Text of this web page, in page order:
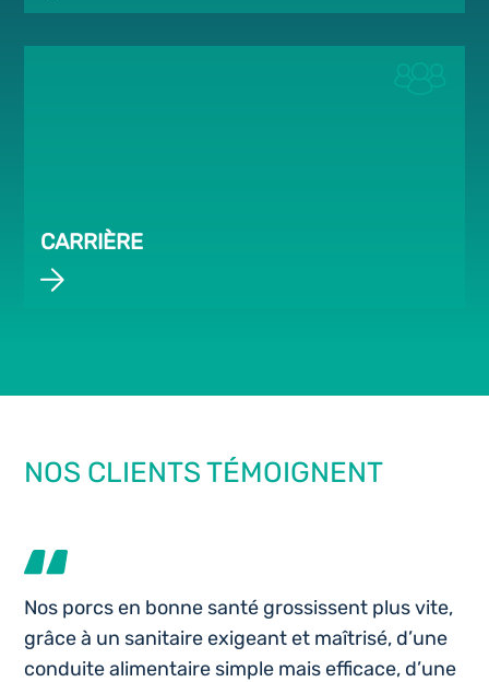
CARRIÈRE
NOS CLIENTS TÉMOIGNENT
Nos porcs en bonne santé grossissent plus vite,
grâce à un sanitaire exigeant et maîtrisé, d’une
conduite alimentaire simple mais efficace, d’une